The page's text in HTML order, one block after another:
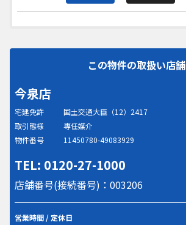
この物件の取扱い店舗
今泉店
宅建免許
国土交通大臣（12）2417
取引態様
専任媒介
物件番号
11450780-49083929
TEL: 0120-27-1000
店舗番号(接続番号)：003206
営業時間 / 定休日